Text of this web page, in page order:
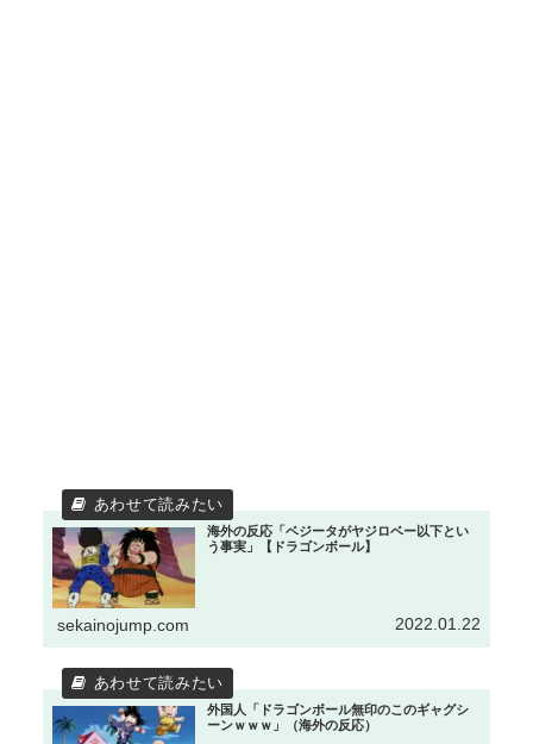
海外の反応「ベジータがヤジロベー以下とい
う事実」【ドラゴンボール】
sekainojump.com 2022.01.22
外国人「ドラゴンボール無印のこのギャグシ
ーンｗｗｗ」（海外の反応）